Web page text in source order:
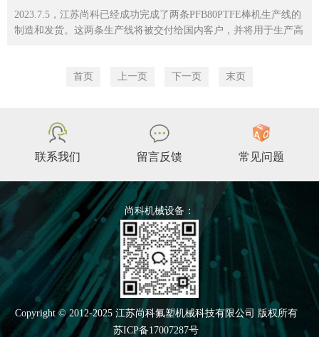
2023.7.5，江苏尚科已经成功完成了两条PFB80PTFE棒机生产线​的
制造和发货。这两条生产线将被交付给国内客户，并将用于生产高
首页 上一页 下一页 末页
联系我们 留言反馈 常见问题
尚科机械设备：
Copyright © 2012-2025 江苏尚科氟塑机械科技有限公司 版权所有
苏ICP备17007287号